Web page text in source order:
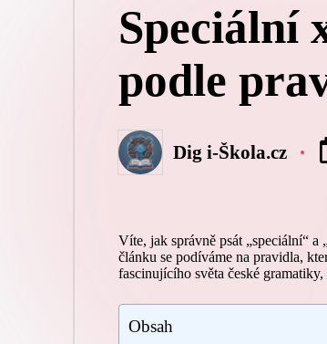
Speciální
podle
Posted
by
Dig i-Škola.cz
Víte, jak správně psát „speciální“
článku se podíváme na pravidla,
fascinujícího světa české
Obsah